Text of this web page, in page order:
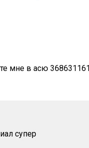
мне в асю
супер